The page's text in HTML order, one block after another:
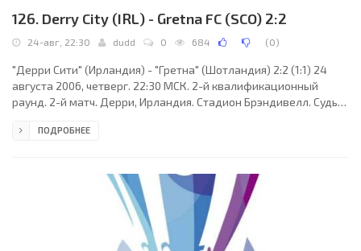
126. Derry City (IRL) - Gretna FC (SCO) 2:2
24-авг, 22:30 dudd 0 684 (0)
"Дерри Сити" (Ирландия) - "Гретна" (Шотландия) 2:2 (1:1) 24
августа 2006, четверг. 22:30 МСК. 2-й квалификационный
раунд. 2-й матч. Дерри, Ирландия. Стадион Брэндивелл. Судьи:
Хог (Дания). Резервный: Хеннинг Йенсен (Дания). "Дерри
Кен Оман, Гарет Макглинн, Барри Моллой, Марк Фаррен,
Стивен О´Флинн (Гари Бекетт, 62),
ПОДРОБНЕЕ